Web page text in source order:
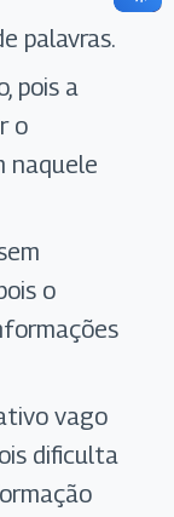
palavras.
pois a
o
naquele
o
vago
dificulta